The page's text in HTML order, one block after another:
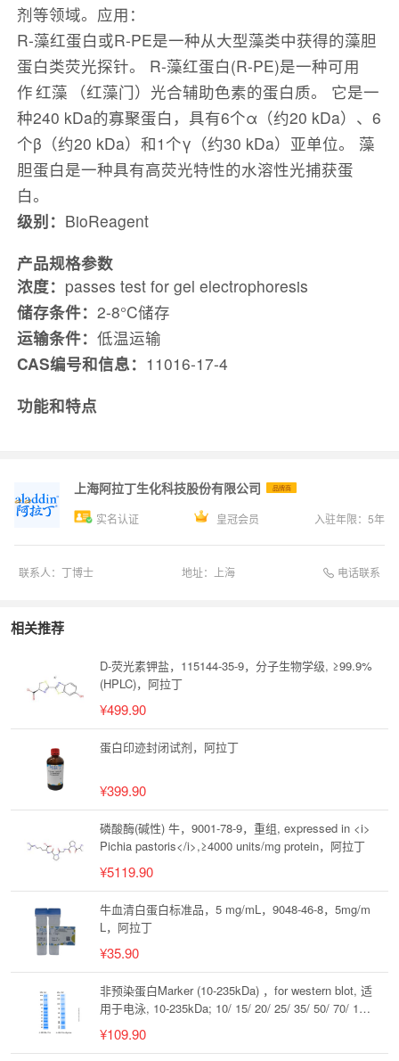
剂等领域。应用：
R-藻红蛋白或R-PE是一种从大型藻类中获得的藻胆
蛋白类荧光探针。 R-藻红蛋白(R-PE)是一种可用
作 红藻 （红藻门）光合辅助色素的蛋白质。 它是一
种240 kDa的寡聚蛋白，具有6个α（约20 kDa）、6
个β（约20 kDa）和1个γ（约30 kDa）亚单位。 藻
胆蛋白是一种具有高荧光特性的水溶性光捕获蛋
白。
级别： BioReagent
产品规格参数
浓度： passes test for gel electrophoresis
储存条件： 2-8°C储存
运输条件： 低温运输
CAS编号和信息： 11016-17-4
功能和特点
上海阿拉丁生化科技股份有限公司 品牌商
实名认证 皇冠会员 入驻年限： 5年
联系人： 丁博士 地址： 上海 电话联系
相关推荐
D-荧光素钾盐，115144-35-9，分子生物学级, ≥99.9%
(HPLC)，阿拉丁
¥499.90
蛋白印迹封闭试剂，阿拉丁
¥399.90
磷酸酶(碱性) 牛，9001-78-9，重组, expressed in <i>
Pichia pastoris</i>,≥4000 units/mg protein，阿拉丁
¥5119.90
牛血清白蛋白标准品，5 mg/mL，9048-46-8，5mg/m
L，阿拉丁
¥35.90
非预染蛋白Marker (10-235kDa) ，for western blot, 适
用于电泳, 10-235kDa; 10/ 15/ 20/ 25/ 35/ 50/ 70/ 100/
¥109.90